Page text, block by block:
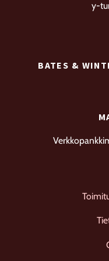
y-
BATES &